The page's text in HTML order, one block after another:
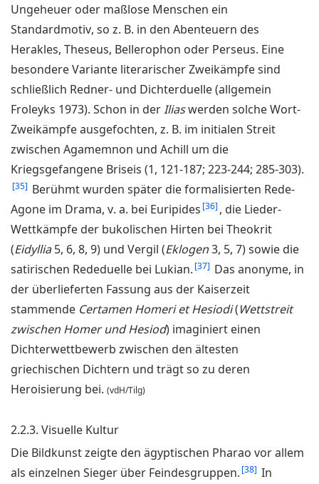
Ungeheuer oder maßlose Menschen ein
Standardmotiv, so z. B. in den Abenteuern des
Herakles, Theseus, Bellerophon oder Perseus. Eine
besondere Variante literarischer Zweikämpfe sind
schließlich Redner- und Dichterduelle (allgemein
Froleyks 1973). Schon in derIliaswerden solche Wort-
Zweikämpfe ausgefochten, z. B. im initialen Streit
zwischen Agamemnon und Achill um die
Kriegsgefangene Briseis (1, 121-187; 223-244; 285-303).
35
Berühmt wurden später die formalisierten Rede-
Agone im Drama, v. a. bei Euripides 36 , die Lieder-
Wettkämpfe der bukolischen Hirten bei Theokrit
(Eidyllia5, 6, 8, 9) und Vergil (Eklogen3, 5, 7) sowie die
satirischen Rededuelle bei Lukian. 37
Das anonyme, in
der überlieferten Fassung aus der Kaiserzeit
stammende Certamen Homeri et Hesiodi(Wettstreit
zwischen Homer und Hesiod) imaginiert einen
Dichterwettbewerb zwischen den ältesten
griechischen Dichtern und trägt so zu deren
Heroisierung bei. (vdH/Tilg)
2.2.3. Visuelle Kultur
Die Bildkunst zeigte den ägyptischen Pharao vor allem
als einzelnen Sieger über Feindesgruppen. 38 In